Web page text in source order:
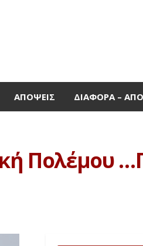
ΑΠΌΨΕΙΣ ΔΙΆΦΟΡΑ –
Πολέμου